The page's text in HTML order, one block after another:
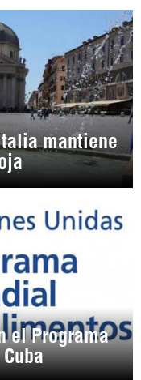
mantiene
el Programa